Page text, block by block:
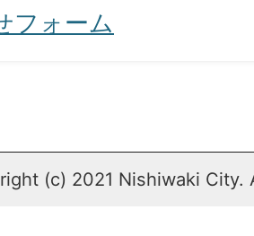
フォーム
(c) 2021 Nishiwaki City.